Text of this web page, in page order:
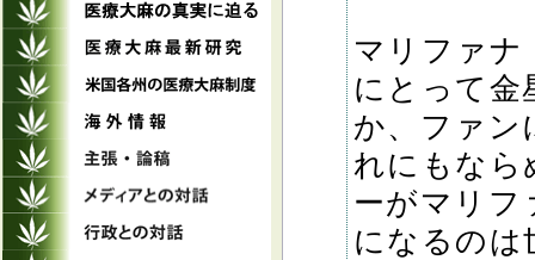
マリファナ
にとって金
か、ファン
れにもなら
ーがマリフ
になるのは